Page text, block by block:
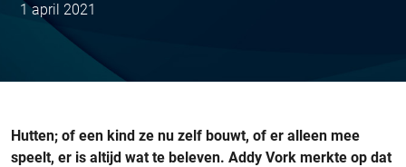
1 april 2021
Hutten; of een kind ze nu zelf bouwt, of er alleen mee
speelt, er is altijd wat te beleven. Addy Vork merkte op dat